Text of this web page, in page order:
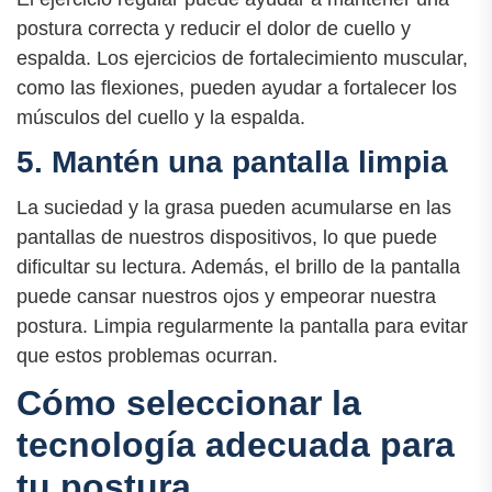
postura correcta y reducir el dolor de cuello y
espalda. Los ejercicios de fortalecimiento muscular,
como las flexiones, pueden ayudar a fortalecer los
músculos del cuello y la espalda.
5. Mantén una pantalla limpia
La suciedad y la grasa pueden acumularse en las
pantallas de nuestros dispositivos, lo que puede
dificultar su lectura. Además, el brillo de la pantalla
puede cansar nuestros ojos y empeorar nuestra
postura. Limpia regularmente la pantalla para evitar
que estos problemas ocurran.
Cómo seleccionar la
tecnología adecuada para